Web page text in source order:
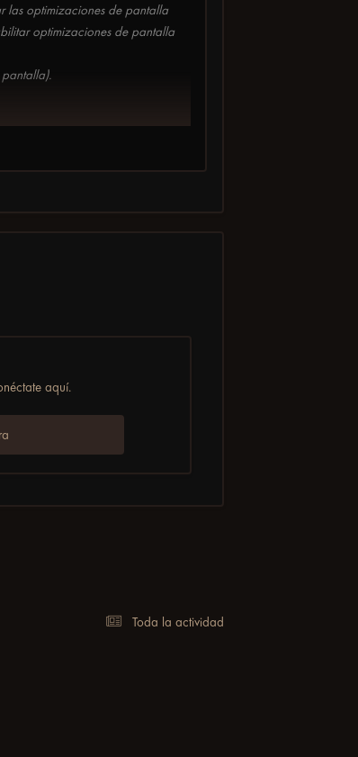
las optimizaciones de pantalla
optimizaciones de pantalla
creador de contenido en el server
aquí.
Toda la actividad